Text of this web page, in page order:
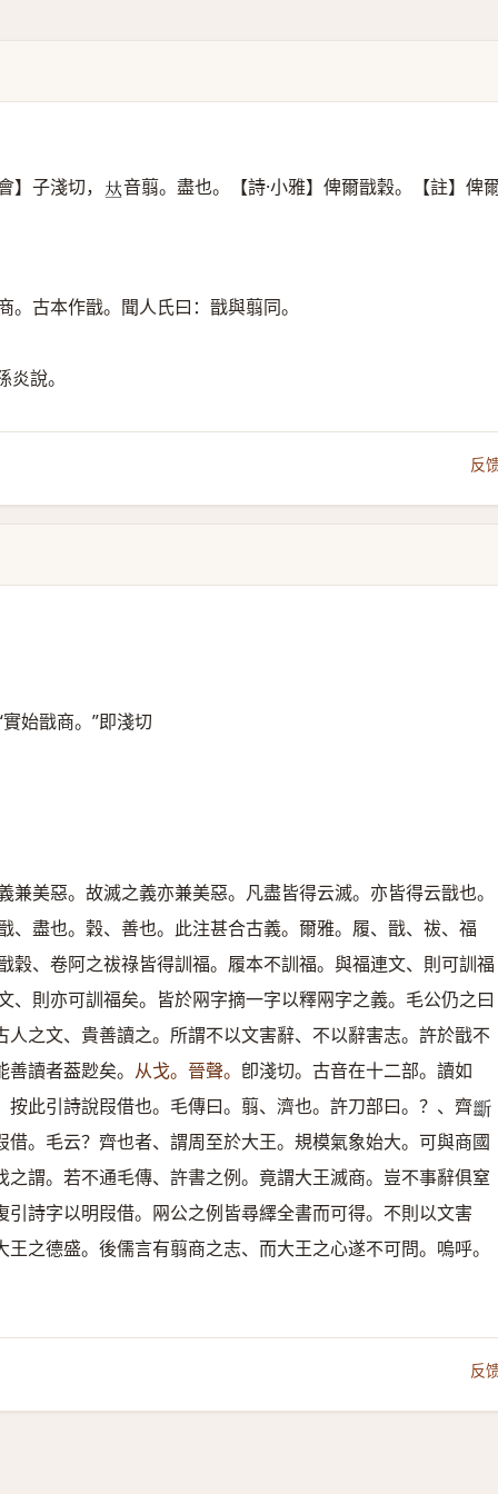
】子淺切， 𠀤音翦。盡也。【詩·小雅】俾爾戩穀。【註】俾
古本作戩。聞人氏曰：戩與翦同。
說。
反
始戩商。”即淺切
兼美惡。故滅之義亦兼美惡。凡盡皆得云滅。亦皆得云戩也。
、盡也。穀、善也。此注甚合古義。爾雅。履、戩、祓、福
穀、卷阿之祓祿皆得訓福。履本不訓福。與福連文、則可訓福
、則亦可訓福矣。皆於㒳字摘一字以釋㒳字之義。毛公仍之曰
之文、貴善讀之。所謂不以文害辭、不以辭害志。許於戩不
讀者葢尟矣。 从戈。晉聲。 卽淺切。古音在十二部。讀如
按此引詩說叚借也。毛傳曰。翦、濟也。許刀部曰。？、齊𣃔
。毛云？齊也者、謂周至於大王。規模氣象始大。可與商國
謂。若不通毛傳、許書之例。竟謂大王滅商。豈不事辭俱窒
詩字以明叚借。㒳公之例皆尋繹全書而可得。不則以文害
之德盛。後儒言有翦商之志、而大王之心遂不可問。嗚呼。
反